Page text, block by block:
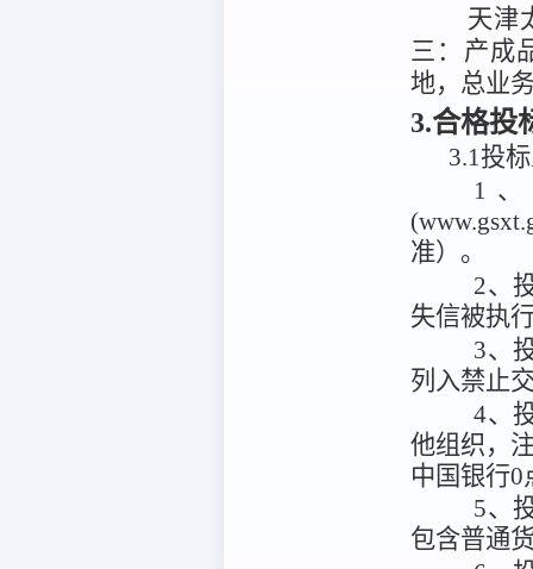
天津
三：产成
地，总业
3.合格投
3.1投
1
准）。
2、
失信被执
3、
列入禁止
4、
他组织，
中国银行
5、
包含普通